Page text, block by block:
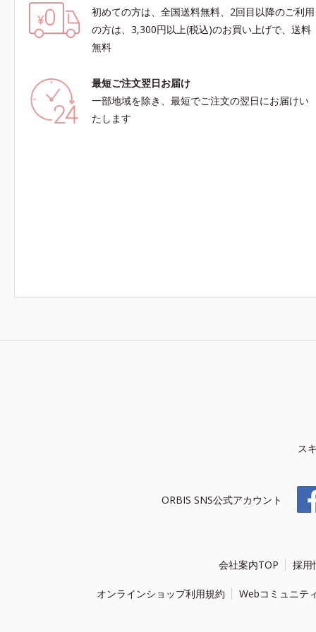
初めての方は、全国送料無料、2回目以降のご利用
の方は、3,300円以上(税込)のお買い上げで、送料
無料
最短ご注文翌日お届け
一部地域を除き、最短でご注文の翌日にお届けい
たします
ス
ORBIS SNS公式アカウント
会社案内TOP 採用
オンラインショップ利用規約 Webコミュニテ